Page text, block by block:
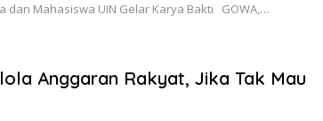
dan Mahasiswa UIN Gelar Karya Bakti GOWA,…
Anggaran Rakyat, Jika Tak Mau